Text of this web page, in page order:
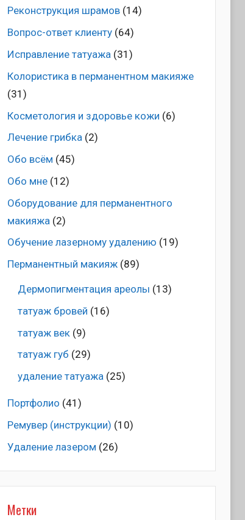
Pеконструкция шрамов(14)
Вопрос-ответ клиенту(64)
Исправление татуажа (31)
Колористика в перманентном макияже
(31)
Косметология и здоровье кожи (6)
Лечение грибка(2)
Обо всём (45)
Обо мне(12)
Оборудование для перманентного
макияжа (2)
Обучение лазерному удалению (19)
Перманентный макияж(89)
Дермопигментация ареолы (13)
татуаж бровей (16)
татуаж век(9)
татуаж губ (29)
удаление татуажа(25)
Портфолио (41)
Ремувер (инструкции) (10)
Удаление лазером (26)
Метки